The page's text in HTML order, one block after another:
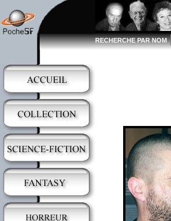
RECHERCHE PAR NOM